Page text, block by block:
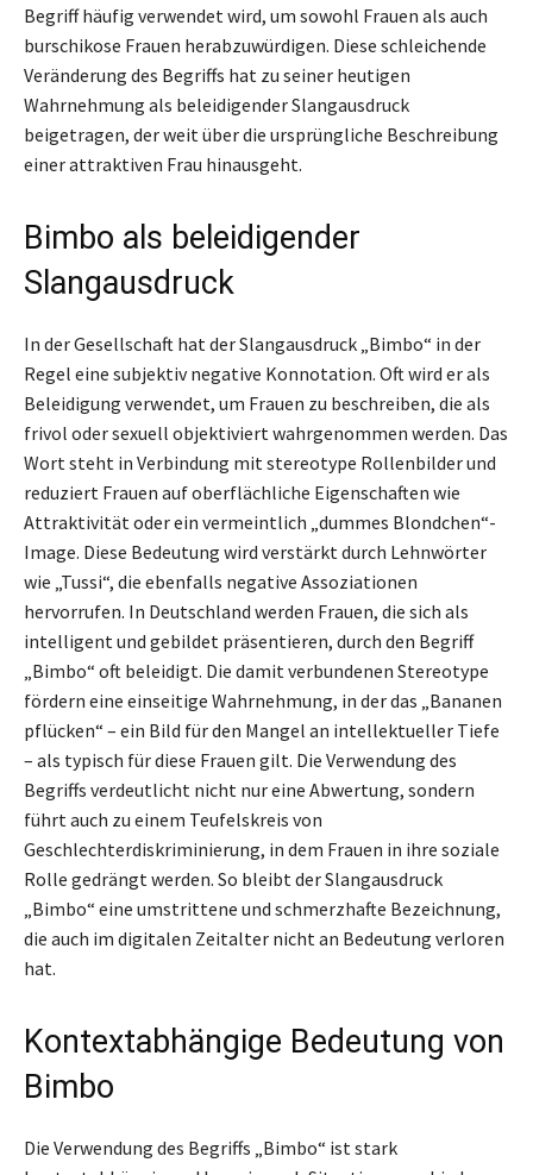
Begriff häufig verwendet wird, um sowohl Frauen als auch
burschikose Frauen herabzuwürdigen. Diese schleichende
Veränderung des Begriffs hat zu seiner heutigen
Wahrnehmung als beleidigender Slangausdruck
beigetragen, der weit über die ursprüngliche Beschreibung
einer attraktiven Frau hinausgeht.
Bimbo als beleidigender
Slangausdruck
In der Gesellschaft hat der Slangausdruck „Bimbo“ in der
Regel eine subjektiv negative Konnotation. Oft wird er als
Beleidigung verwendet, um Frauen zu beschreiben, die als
frivol oder sexuell objektiviert wahrgenommen werden. Das
Wort steht in Verbindung mit stereotype Rollenbilder und
reduziert Frauen auf oberflächliche Eigenschaften wie
Attraktivität oder ein vermeintlich „dummes Blondchen“-
Image. Diese Bedeutung wird verstärkt durch Lehnwörter
wie „Tussi“, die ebenfalls negative Assoziationen
hervorrufen. In Deutschland werden Frauen, die sich als
intelligent und gebildet präsentieren, durch den Begriff
„Bimbo“ oft beleidigt. Die damit verbundenen Stereotype
fördern eine einseitige Wahrnehmung, in der das „Bananen
pflücken“ – ein Bild für den Mangel an intellektueller Tiefe
– als typisch für diese Frauen gilt. Die Verwendung des
Begriffs verdeutlicht nicht nur eine Abwertung, sondern
führt auch zu einem Teufelskreis von
Geschlechterdiskriminierung, in dem Frauen in ihre soziale
Rolle gedrängt werden. So bleibt der Slangausdruck
„Bimbo“ eine umstrittene und schmerzhafte Bezeichnung,
die auch im digitalen Zeitalter nicht an Bedeutung verloren
hat.
Kontextabhängige Bedeutung von
Bimbo
Die Verwendung des Begriffs „Bimbo“ ist stark